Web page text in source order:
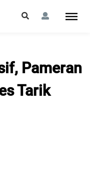
Pameran
Tarik